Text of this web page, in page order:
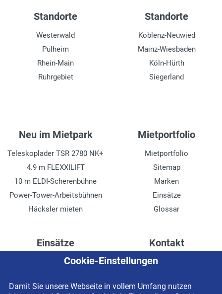
Standorte
Westerwald
Pulheim
Rhein-Main
Ruhrgebiet
Standorte
Koblenz-Neuwied
Mainz-Wiesbaden
Köln-Hürth
Siegerland
Neu im Mietpark
Teleskoplader TSR 2780 NK+
4.9 m FLEXXILIFT
10 m ELDI-Scherenbühne
Power-Tower-Arbeitsbühnen
Häcksler mieten
Mietportfolio
Mietportfolio
Sitemap
Marken
Einsätze
Glossar
Einsätze
Höhenzugang für
Drainage verlegen
Kontakt
Kontaktformular
Impressum
Cookie-Einstellungen
Damit Sie unsere Webseite in vollem Umfang nutzen